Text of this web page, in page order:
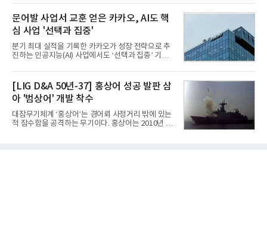
는 조종사가 휴대하는 명령통신장치(PDU, P
체별로 엇갈린 가운데 하반기 신작 흥행과 해외 시장
성과가 실적을 좌우할 핵심 변수로 떠오르고 있다.8일
업계에 따르면 올해 상반기 게임업계는 기업별 성적
표가 크게 갈렸다. 대표적으로 크래프톤은 'PUBG: 배
틀그라운드'의 안정적인 성장에 힘입어 상반기 연결
기준 매출 2조6616억원, 영업이익 9725억원으로 역
대 최대 실적을 기록했다. 엔씨도 올해 출시한 '아이온
동기 대
문어발 사업서 교훈 얻은 카카오, AI도 핵
심 사업 '선택과 집중'
분기 최대 실적을 기록한 카카오가 성장 전략으로 추
진하는 인공지능(AI) 사업에서도 ‘선택과 집중’ 기조
라 투자에 나서는 것과 달리, 카카오는 ‘카카오톡’이
라는 플랫폼 경쟁력을 활용한 AI 에이전트 서비스에
집중하는 전략이다. 과거 무리한 사업 확장 과정에서
겪었던 시행착오를 되풀이하지 않고 핵심 역량에 집
중하겠다는 취지로 풀이된다.7일 업계에 따르면 카카
오는 올해 2분기 연결 기준 매출 2조985억원, 영업이
익 2770억원을 기록했다. 전년 동기 대비 매출과 영업
[LIG D&A 50년-37] 홍상어 성공 발판 삼
아 '범상어' 개발 착수
대잠무기체계 ‘홍상어’는 경어뢰 사정거리 밖에 있는
적 잠수함을 공격하는 무기이다. 홍상어는 2010년 넥